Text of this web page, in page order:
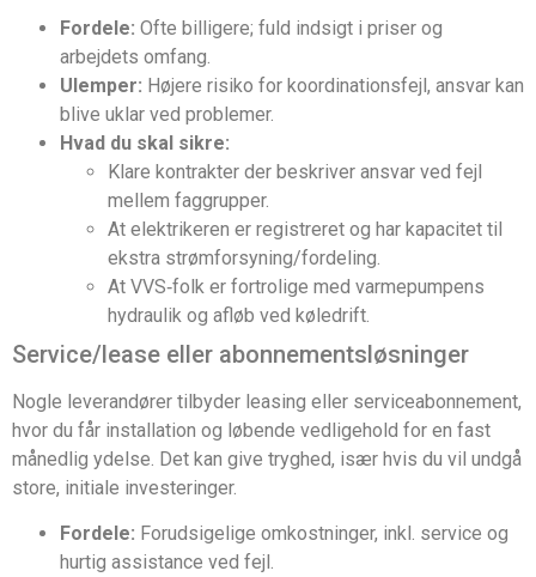
Fordele: Ofte billigere; fuld indsigt i priser og
arbejdets omfang.
Ulemper: Højere risiko for koordinationsfejl, ansvar kan
blive uklar ved problemer.
Hvad du skal sikre:
Klare kontrakter der beskriver ansvar ved fejl
mellem faggrupper.
At elektrikeren er registreret og har kapacitet til
ekstra strømforsyning/fordeling.
At VVS‑folk er fortrolige med varmepumpens
hydraulik og afløb ved køledrift.
Service/lease eller abonnementsløsninger
Nogle leverandører tilbyder leasing eller serviceabonnement,
hvor du får installation og løbende vedligehold for en fast
månedlig ydelse. Det kan give tryghed, især hvis du vil undgå
store, initiale investeringer.
Fordele: Forudsigelige omkostninger, inkl. service og
hurtig assistance ved fejl.